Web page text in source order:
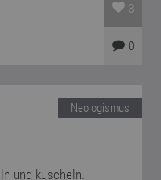
3
0
Neologismus
und kuscheln.